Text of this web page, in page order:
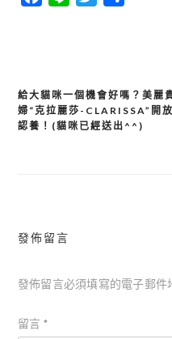
文
章
給大貓咪一個機會好嗎？美麗
婦“克拉麗莎-CLARISSA”開放
認養！(貓咪已經送出^^)
發佈留言
發佈留言必須填寫的電子郵件
留言 *